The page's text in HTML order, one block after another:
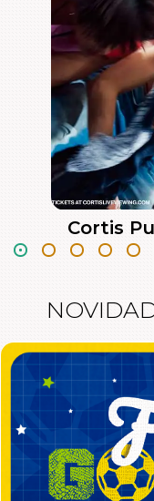
Cortis
Show